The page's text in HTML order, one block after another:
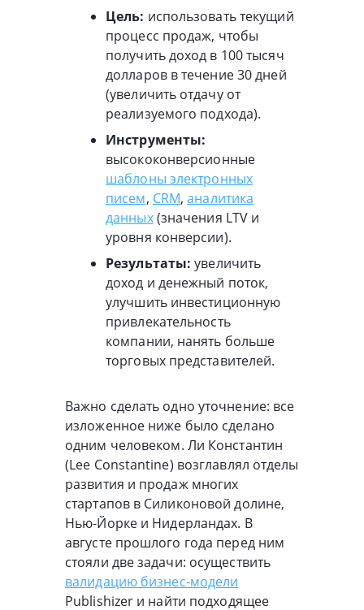
Цель: использовать текущий
процесс продаж, чтобы
получить доход в 100 тысяч
долларов в течение 30 дней
(увеличить отдачу от
реализуемого подхода).
Инструменты:
высококонверсионные
шаблоны электронных
писем, CRM,аналитика
данных(значения LTV и
уровня конверсии).
Результаты: увеличить
доход и денежный поток,
улучшить инвестиционную
привлекательность
компании, нанять больше
торговых представителей.
Важно сделать одно уточнение: все
изложенное ниже было сделано
одним человеком. Ли Константин
(Lee Constantine) возглавлял отделы
развития и продаж многих
стартапов в Силиконовой долине,
Нью-Йорке и Нидерландах. В
августе прошлого года перед ним
стояли две задачи: осуществить
валидацию бизнес-модели
Publishizer и найти подходящее